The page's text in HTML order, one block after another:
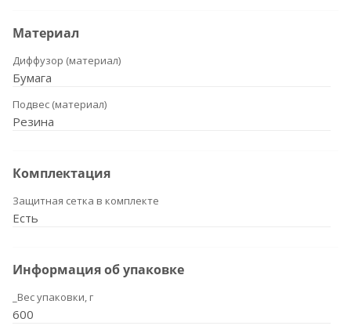
Материал
Диффузор (материал)
Бумага
Подвес (материал)
Резина
Комплектация
Защитная сетка в комплекте
Есть
Информация об упаковке
_Вес упаковки, г
600